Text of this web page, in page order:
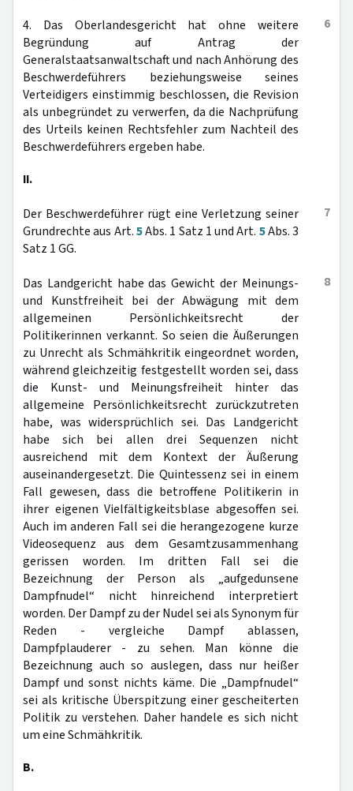
6
4. Das Oberlandesgericht hat ohne weitere
Begründung auf Antrag der
Generalstaatsanwaltschaft und nach Anhörung des
Beschwerdeführers beziehungsweise seines
Verteidigers einstimmig beschlossen, die Revision
als unbegründet zu verwerfen, da die Nachprüfung
des Urteils keinen Rechtsfehler zum Nachteil des
Beschwerdeführers ergeben habe.
II.
7
Der Beschwerdeführer rügt eine Verletzung seiner
Grundrechte aus Art.5Abs. 1 Satz 1 und Art. 5Abs. 3
Satz 1 GG.
8
Das Landgericht habe das Gewicht der Meinungs-
und Kunstfreiheit bei der Abwägung mit dem
allgemeinen Persönlichkeitsrecht der
Politikerinnen verkannt. So seien die Äußerungen
zu Unrecht als Schmähkritik eingeordnet worden,
während gleichzeitig festgestellt worden sei, dass
die Kunst- und Meinungsfreiheit hinter das
allgemeine Persönlichkeitsrecht zurückzutreten
habe, was widersprüchlich sei. Das Landgericht
habe sich bei allen drei Sequenzen nicht
ausreichend mit dem Kontext der Äußerung
auseinandergesetzt. Die Quintessenz sei in einem
Fall gewesen, dass die betroffene Politikerin in
ihrer eigenen Vielfältigkeitsblase abgesoffen sei.
Auch im anderen Fall sei die herangezogene kurze
Videosequenz aus dem Gesamtzusammenhang
gerissen worden. Im dritten Fall sei die
Bezeichnung der Person als „aufgedunsene
Dampfnudel“ nicht hinreichend interpretiert
worden. Der Dampf zu der Nudel sei als Synonym für
Reden - vergleiche Dampf ablassen,
Dampfplauderer - zu sehen. Man könne die
Bezeichnung auch so auslegen, dass nur heißer
Dampf und sonst nichts käme. Die „Dampfnudel“
sei als kritische Überspitzung einer gescheiterten
Politik zu verstehen. Daher handele es sich nicht
um eine Schmähkritik.
B.